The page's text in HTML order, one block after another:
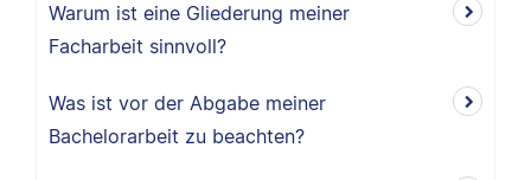
Warum ist eine Gliederung meiner
Facharbeit sinnvoll?
Was ist vor der Abgabe meiner
Bachelorarbeit zu beachten?